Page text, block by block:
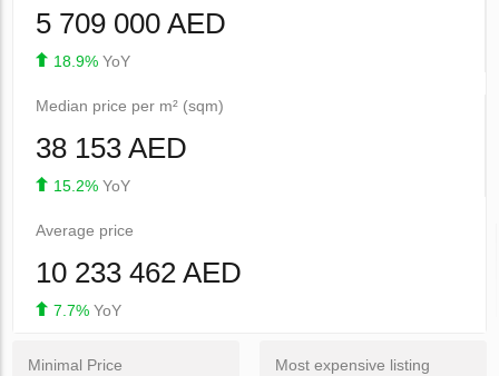
5 709 000 AED
18.9% YoY
Median price per m² (sqm)
38 153 AED
15.2% YoY
Average price
10 233 462 AED
7.7% YoY
Minimal Price Most expensive listing